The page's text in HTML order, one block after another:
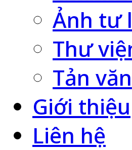
Ảnh tư
Thư
Tản văn
Giới thiệu
Liên hệ